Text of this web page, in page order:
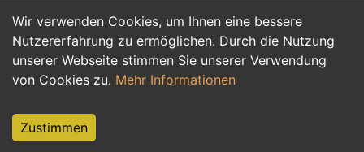
Wir verwenden Cookies, um Ihnen eine bessere
Nutzererfahrung zu ermöglichen. Durch die Nutzung
unserer Webseite stimmen Sie unserer Verwendung
von Cookies zu. Mehr Informationen
Zustimmen
Jetzt Bewerben